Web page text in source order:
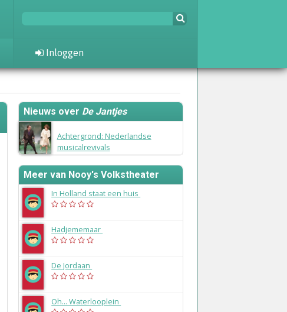
Inloggen
Nieuws over De Jantjes
Achtergrond: Nederlandse
musicalrevivals
Meer van Nooy's Volkstheater
In Holland staat een huis
Hadjememaar
De Jordaan
Oh... Waterlooplein